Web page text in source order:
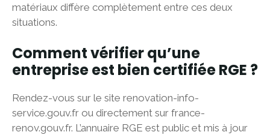
matériaux diffère complètement entre ces deux
situations.
Comment vérifier qu’une
entreprise est bien certifiée RGE ?
Rendez-vous sur le site renovation-info-
service.gouv.fr ou directement sur france-
renov.gouv.fr. L’annuaire RGE est public et mis à jour